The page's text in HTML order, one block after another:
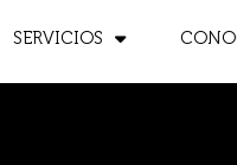
SERVICIOS